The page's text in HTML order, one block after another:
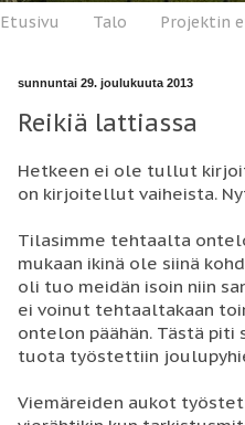
Etusivu Talo Projektin
sunnuntai 29. joulukuuta 2013
Reikiä lattiassa
Hetkeen ei ole tullut
on kirjoitellut vaiheista.
Tilasimme tehtaalta
mukaan ikinä ole siinä
oli tuo meidän isoin niin
ei voinut tehtaaltakaan
ontelon päähän. Tästä
tuota työstettiin
Viemäreiden aukot